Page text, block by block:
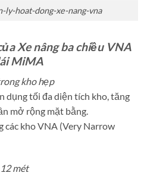
ly-hoat-dong-xe-nang-vna
Xe nâng ba chiều VNA
MiMA
kho hẹp
dụng tối đa diện tích kho, tăng
mở rộng mặt bằng.
kho VNA (Very Narrow
mét